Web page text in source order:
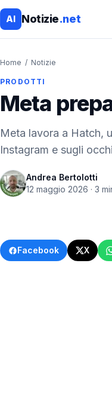
AI Notizie.net
Home / Notizie
PRODOTTI
Meta
Meta lavora a Hatch,
Instagram e sugli
Andrea Bertolotti
12 maggio 2026 · 3
Facebook X